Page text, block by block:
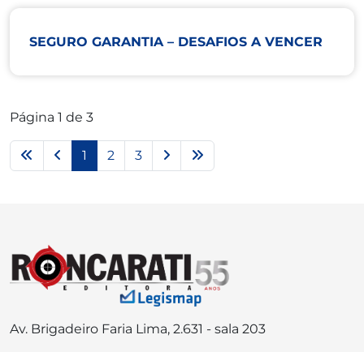
SEGURO GARANTIA – DESAFIOS A VENCER
Página 1 de 3
1 2 3
Av. Brigadeiro Faria Lima, 2.631 - sala 203